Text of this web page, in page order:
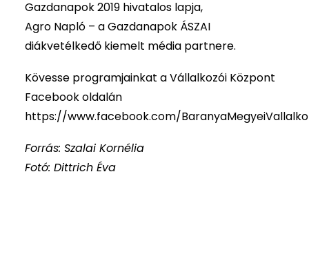
Gazdanapok 2019 hivatalos lapja,
Agro Napló – a Gazdanapok ÁSZAI
diákvetélkedő kiemelt média partnere.
Kövesse programjainkat a Vállalkozói Központ
Facebook oldalán
https://www.facebook.com/
Forrás: Szalai Kornélia
Fotó: Dittrich Éva